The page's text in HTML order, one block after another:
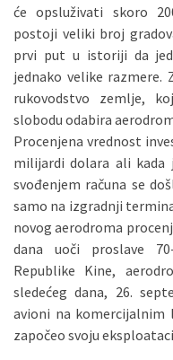
će opsluživati skoro
postoji veliki broj
prvi put u istoriji da
jednako velike
rukovodstvo zemlje,
slobodu odabira
Procenjena vrednost
milijardi dolara ali kada
svođenjem računa se
samo na izgradnji
novog aerodroma
dana uoči proslave
Republike Kine,
sledećeg dana, 26.
avioni na komercijalnim
započeo svoju